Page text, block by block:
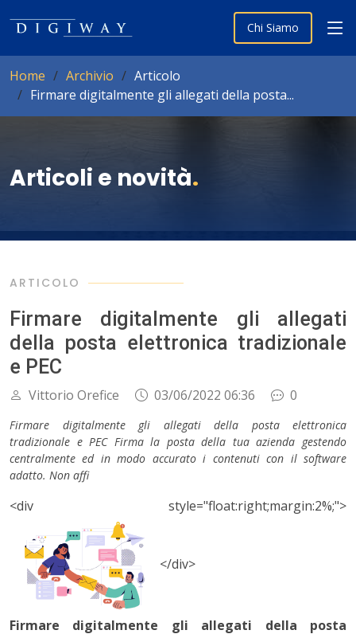
Chi Siamo
Home Archivio
Articolo
Firmare digitalmente gli allegati della posta...
Articoli e novità.
ARTICOLO
Firmare digitalmente gli allegati
della posta elettronica tradizionale
e PEC
Vittorio Orefice 03/06/2022 06:36 0
Firmare digitalmente gli allegati della posta elettronica
tradizionale e PEC Firma la posta della tua azienda gestendo
centralmente ed in modo accurato i contenuti con il software
adatto. Non affi
<div style="float:right;margin:2%;">
</div>
Firmare digitalmente gli allegati della posta